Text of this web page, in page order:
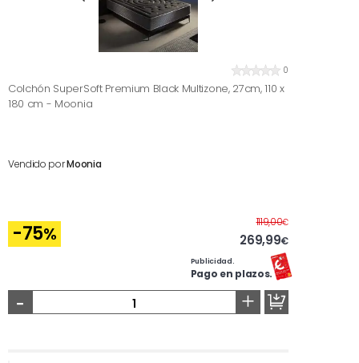
0
Colchón SuperSoft Premium Black Multizone, 27cm, 110 x
180 cm - Moonia
Vendido porMoonia
-75%
1119,00€Antes
269,99€
Publicidad.
Pago en plazos.
- +